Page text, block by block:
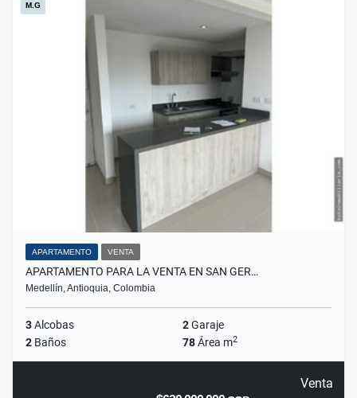
M.G
APARTAMENTO VENTA
APARTAMENTO PARA LA VENTA EN SAN GER…
Medellín, Antioquia, Colombia
3Alcobas 2Garaje
2 Baños 78Área m2
Venta